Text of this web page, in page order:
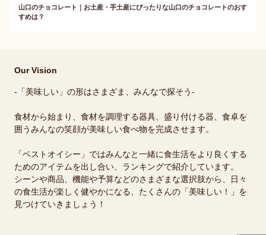
山口のチョコレート｜お土産・手土産にぴったりな山口のチョコレートのおす
すめは？
Our Vision
-「美味しい」の形はさまざま、みんなで探そう-
食材から始まり、食材を調理する器具、盛り付ける器、食卓を
囲うみんなの笑顔が美味しい食べ物を完成させます。
「ベストオイシー」ではみんなと一緒に食生活をより良くする
ためのアイテムを出し合い、ランキングで紹介しています。
シーンや商品、機能や予算などのさまざまな選択肢から、日々
の食生活が楽しく健やかになる、たくさんの「美味しい！」を
見つけていきましょう！